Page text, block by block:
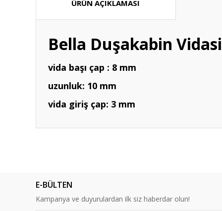
ÜRÜN AÇIKLAMASI
Bella Duşakabin
vida başı çap : 8 mm
uzunluk: 10 mm
vida giriş çap: 3 mm
Ürün bilgilerinde hatalar bulunuyor.
E-BÜLTEN
Kampanya ve duyurulardan ilk siz haberdar olun!